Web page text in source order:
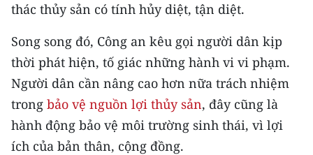
Media Văn hóa
Media Xã hội
Media Pháp luật
Media Du lịch
Media Thế giới
thác thủy sản có tính hủy diệt, tận diệt.
Song song đó, Công an kêu gọi người dân kịp
thời phát hiện, tố giác những hành vi vi phạm.
Người dân cần nâng cao hơn nữa trách nhiệm
trong bảo vệ nguồn lợi thủy sản, đây cũng là
hành động bảo vệ môi trường sinh thái, vì lợi
ích của bản thân, cộng đồng.